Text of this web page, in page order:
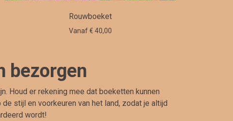
Rouwboeket
Vanaf € 40,00
bezorgen
Houd er rekening mee dat boeketten kunnen
stijl en voorkeuren van het land, zodat je altijd
wordt!